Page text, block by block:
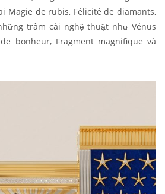
Magie de rubis, Félicité de diamants,
trâm cài nghệ thuật như Vénus
bonheur, Fragment magnifique và